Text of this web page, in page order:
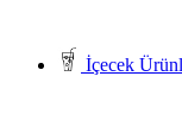
İçecek